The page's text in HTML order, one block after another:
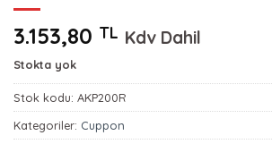
3.153,80 TL Kdv Dahil
Stokta yok
Stok kodu: AKP200R
Kategoriler: Cuppon